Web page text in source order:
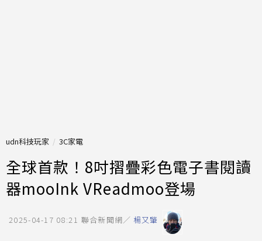
udn科技玩家 3C家電
全球首款！8吋摺疊彩色電子書閱讀
器mooInk VReadmoo登場
2025-04-17 08:21 聯合新聞網／ 楊又肇